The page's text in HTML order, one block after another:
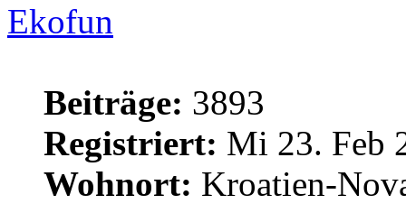
Ekofun
Beiträge: 3893
Registriert: Mi 23. Feb
Wohnort: Kroatien-